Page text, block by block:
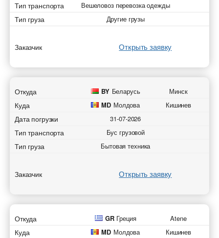
Добавить груз для автоперевозок
Страна выгрузки
Город выгрузки
Дата погрузки
Город загрузки
Страна выгрузки
Свободен с
Тип транспорта Вешеловоз перевозка одежды
Тип груза Другие грузы
Заказчик Открыть заявку
Откуда BY Беларусь Минск
Куда MD Молдова Кишинев
Дата погрузки 31-07-2026
Тип транспорта Бус грузовой
Тип груза Бытовая техника
Заказчик Открыть заявку
Откуда GR Греция Atene
Куда MD Молдова Кишинев
Узнать стоимость перевозки
Страна выгрузки
Город выгрузки
Дата погрузки
Город загрузки
Страна выгрузки
Свободен с